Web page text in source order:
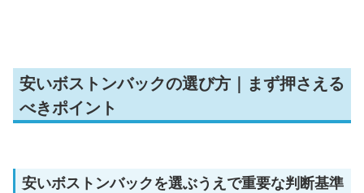
安いボストンバックの選び方｜まず押さえる
べきポイント
安いボストンバックを選ぶうえで重要な判断基準